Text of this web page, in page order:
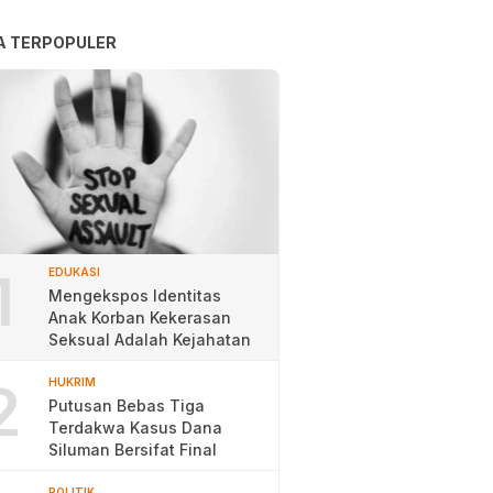
TERPOPULER
EDUKASI
Mengekspos Identitas
Anak Korban Kekerasan
Seksual Adalah Kejahatan
HUKRIM
Putusan Bebas Tiga
Terdakwa Kasus Dana
Siluman Bersifat Final